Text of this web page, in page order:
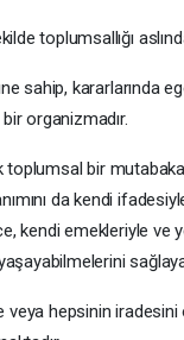
toplumsallığı
sahip, kararlarında
organizmadır.
toplumsal bir
da kendi
kendi emekleriyle ve
hepsinin